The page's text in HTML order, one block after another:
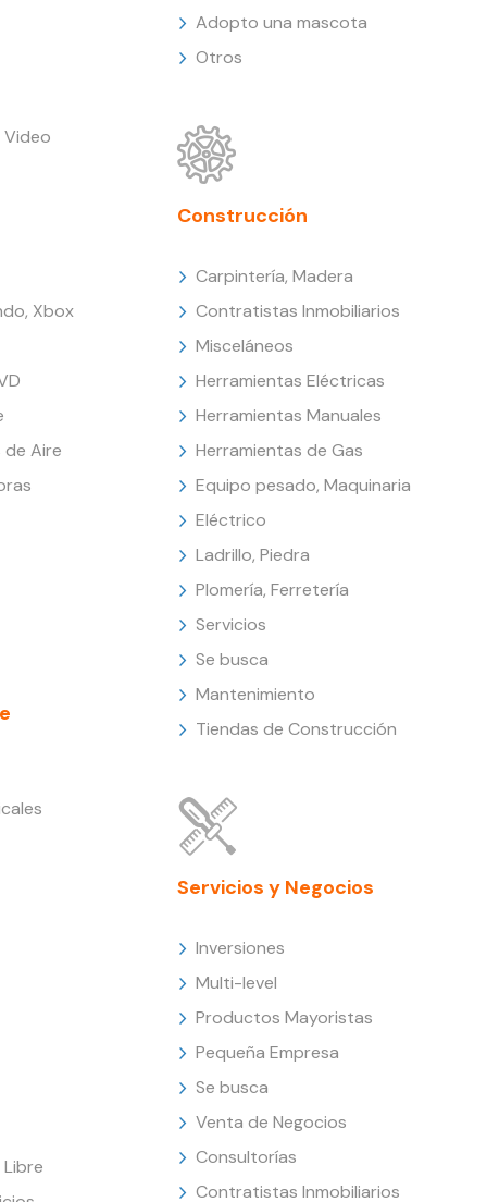
Xbox
Aire
Adopto una mascota
Otros
Construcción
Carpintería, Madera
Contratistas Inmobiliarios
Misceláneos
Herramientas Eléctricas
Herramientas Manuales
Herramientas de Gas
Equipo pesado, Maquinaria
Eléctrico
Ladrillo, Piedra
Plomería, Ferretería
Servicios
Se busca
Mantenimiento
Tiendas de Construcción
Servicios y Negocios
Inversiones
Multi-level
Productos Mayoristas
Pequeña Empresa
Se busca
Venta de Negocios
Consultorías
Contratistas Inmobiliarios